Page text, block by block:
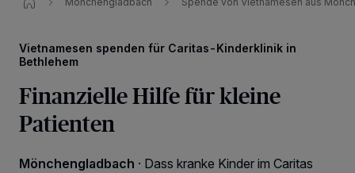
Vietnamesen spenden für Caritas-Kinderklinik in
Bethlehem
Finanzielle Hilfe für kleine
Patienten
Mönchengladbach · Dass kranke Kinder im Caritas
personenbezogene Daten wie Browserdaten oder eindeutige
Kennungen auf Ihrem Gerät zu. Durch Auswahl von OK aktivieren Sie
verarbeiten Daten, um Ihnen Dienste bereitzustellen“ aufgeführten